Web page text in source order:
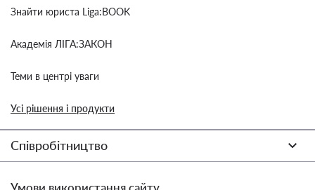
Знайти юриста Liga:BOOK
Академія ЛІГА:ЗАКОН
Теми в центрі уваги
Усі рішення і продукти
Співробітництво